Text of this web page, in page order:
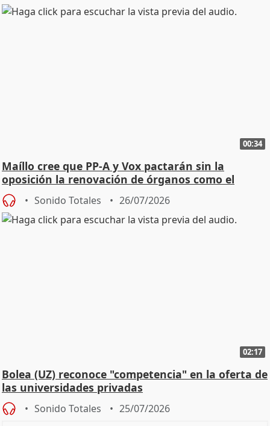
00:34
Maíllo cree que PP-A y Vox pactarán sin la
oposición la renovación de órganos como el
Defensor
Sonido Totales 26/07/2026
02:17
Bolea (UZ) reconoce "competencia" en la oferta de
las universidades privadas
Sonido Totales 25/07/2026